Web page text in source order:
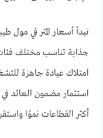
تبدأ أسعار المتر في مول
جذابة تناسب مختلف فئات
امتلاك عيادة جاهزة
استثمار مضمون العائد
أكثر القطاعات نموًا